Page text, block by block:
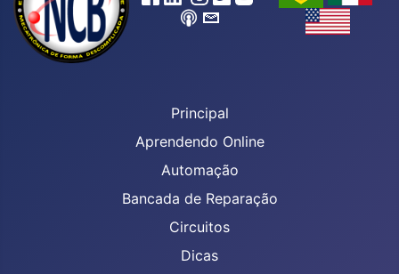
Principal
Aprendendo Online
Automação
Bancada de Reparação
Circuitos
Dicas